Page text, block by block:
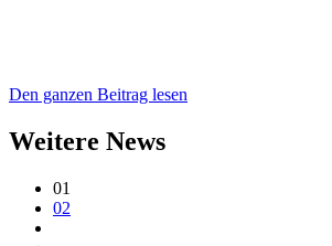
Den ganzen Beitrag lesen
Weitere News
01
02